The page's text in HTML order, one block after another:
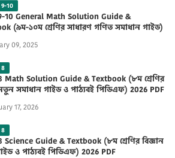
9-10
10 General Math Solution Guide &
(৯ম-১০ম শ্রেণির সাধারণ গণিত সমাধান গাইড)
09, 2025
8
Math Solution Guide & Textbook (৮ম শ্রেণির
সমাধান গাইড ও পাঠ্যবই পিডিএফ) 2026 PDF
17, 2026
8
Science Guide & Textbook (৮ম শ্রেণির বিজ্ঞান
ও পাঠ্যবই পিডিএফ) 2026 PDF